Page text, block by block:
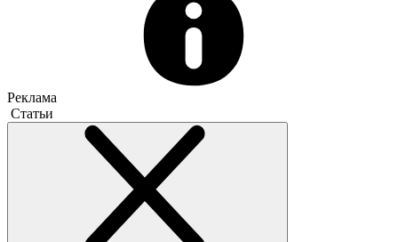
Реклама
Статьи